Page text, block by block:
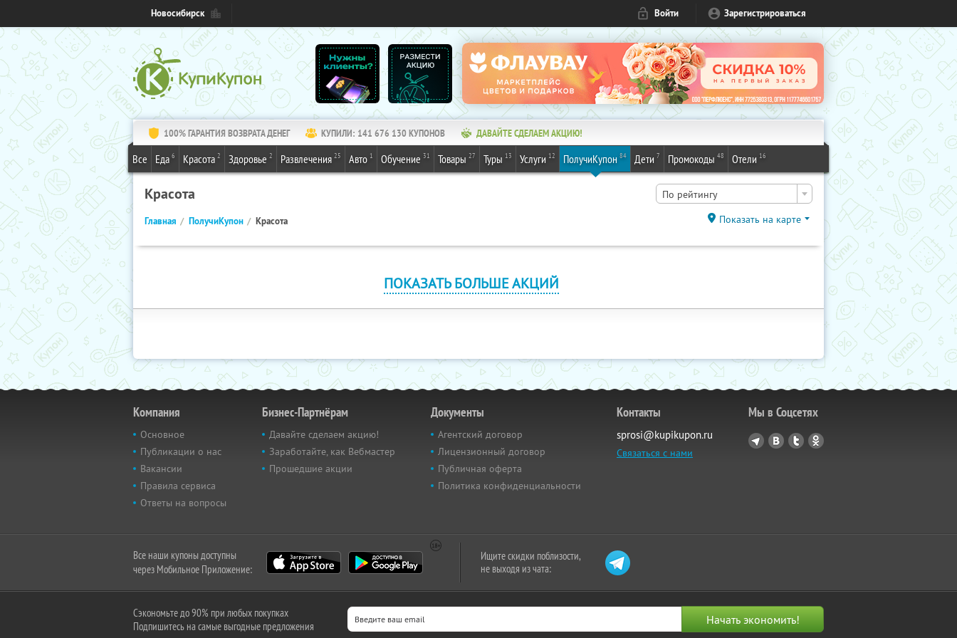
Новосибирск Войти Зарегистрироваться
100% ГАРАНТИЯ ВОЗВРАТА ДЕНЕГ КУПИЛИ: 141 676 130КУПОНОВ ДАВАЙТЕ СДЕЛАЕМ АКЦИЮ!
Все Еда 6 Красота 2 Здоровье 2 Развлечения 25 Авто 1 Обучение 31 Товары 27 Туры 13 Услуги 12 ПолучиКупон 84 Дети 7 Промокоды 48 Отели 16
Красота По рейтингу
Главная ПолучиКупон Красота Показать на карте
ПОКАЗАТЬ БОЛЬШЕ АКЦИЙ
Компания
Основное
Публикации о нас
Вакансии
Правила сервиса
Ответы на вопросы
Бизнес-Партнёрам
Давайте сделаем акцию!
Заработайте, как Вебмастер
Прошедшие акции
Документы
Агентский договор
Лицензионный договор
Публичная оферта
Политика конфиденциальности
Контакты
sprosi@kupikupon.ru
Связаться с нами
Мы в Соцсетях
Все наши купоны доступны
через Мобильное Приложение:
Ищите скидки поблизости,
не выходя из чата:
Сэкономьте до 90% при любых покупках
Подпишитесь на самые выгодные предложения